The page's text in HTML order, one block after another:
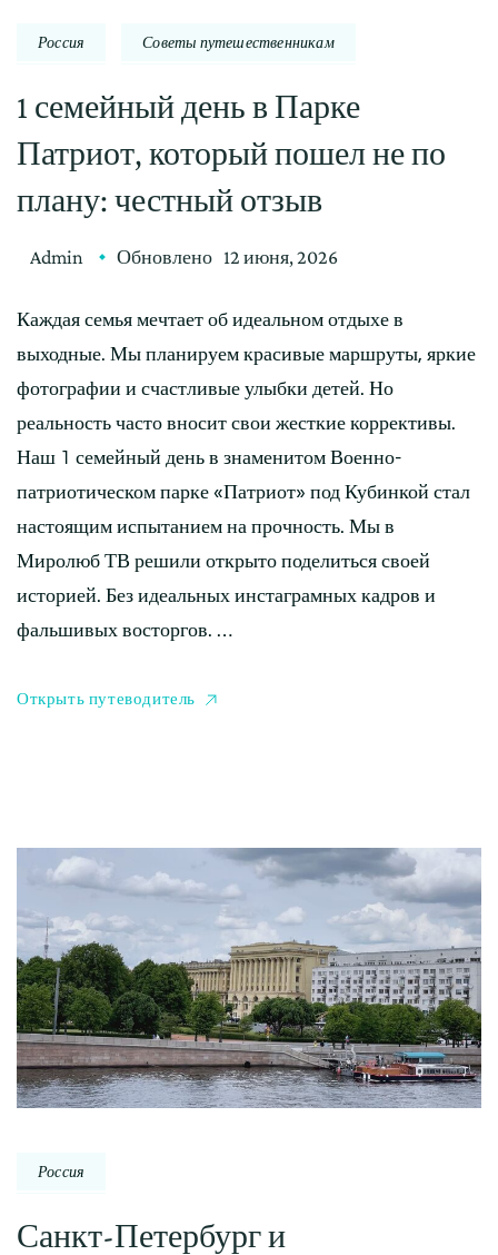
Россия Советы путешественникам
1 семейный день в Парке
Патриот, который пошел не по
плану: честный отзыв
Admin Обновлено 12 июня, 2026
Каждая семья мечтает об идеальном отдыхе в
выходные. Мы планируем красивые маршруты, яркие
фотографии и счастливые улыбки детей. Но
реальность часто вносит свои жесткие коррективы.
Наш 1 семейный день в знаменитом Военно-
патриотическом парке «Патриот» под Кубинкой стал
настоящим испытанием на прочность. Мы в
Миролюб ТВ решили открыто поделиться своей
историей. Без идеальных инстаграмных кадров и
фальшивых восторгов. …
Открыть путеводитель
Россия
Санкт-Петербург и